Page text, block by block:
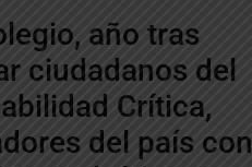
año tras
ciudadanos del
Crítica,
del país con